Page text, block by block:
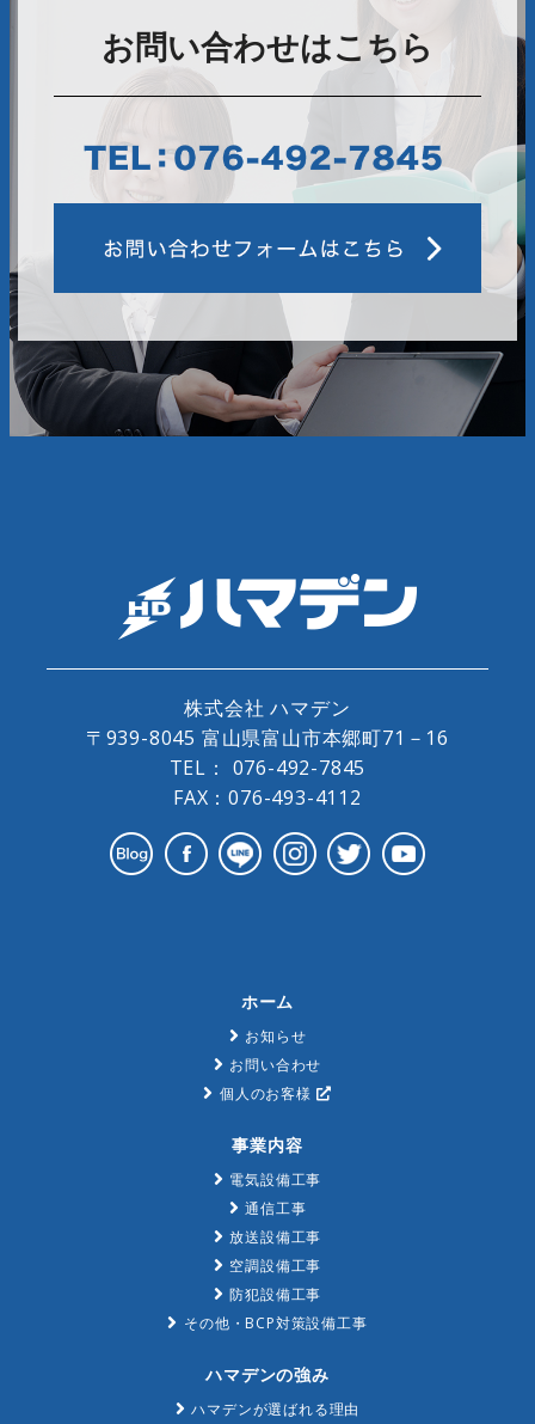
お問い合わせはこちら
株式会社 ハマデン
〒939-8045 富山県富山市本郷町71－16
TEL： 076-492-7845
FAX：076-493-4112
ホーム
お知らせ
お問い合わせ
個人のお客様
事業内容
電気設備工事
通信工事
放送設備工事
空調設備工事
防犯設備工事
その他・BCP対策設備工事
ハマデンの強み
ハマデンが選ばれる理由